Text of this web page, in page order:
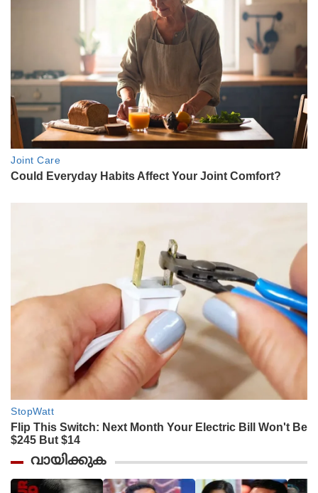
വായിക്കുക